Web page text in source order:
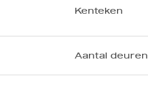
Kenteken
Aantal deuren